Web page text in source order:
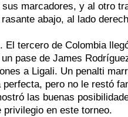
marcadores, y al otro
abajo, al lado
El tercero de Colombia
pase de James
a Ligali. Un penalti
pero no le restó
las buenas
en este torneo.